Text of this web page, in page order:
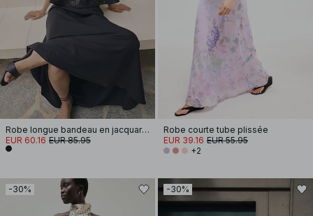
Robe longue bandeau en jacquard à coupe volumineuse
EUR 60.16 EUR 85.95
Robe courte tube plissée
EUR 39.16 EUR 55.95
+2
-30% -30%